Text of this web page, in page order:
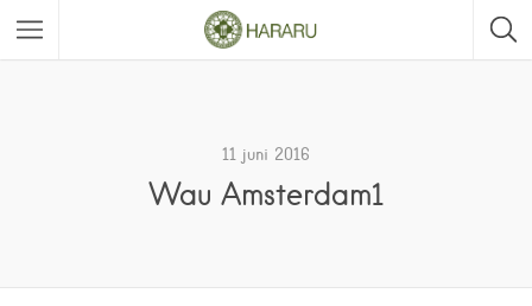
11 juni 2016
Wau Amsterdam1